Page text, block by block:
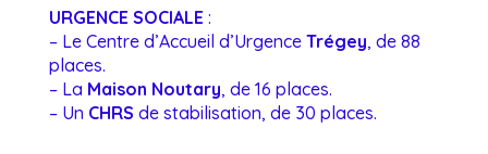
URGENCE SOCIALE:
– Le Centre d’Accueil d’Urgence Trégey, de 88
places.
– La Maison Noutary, de 16 places.
– Un CHRS de stabilisation, de 30 places.